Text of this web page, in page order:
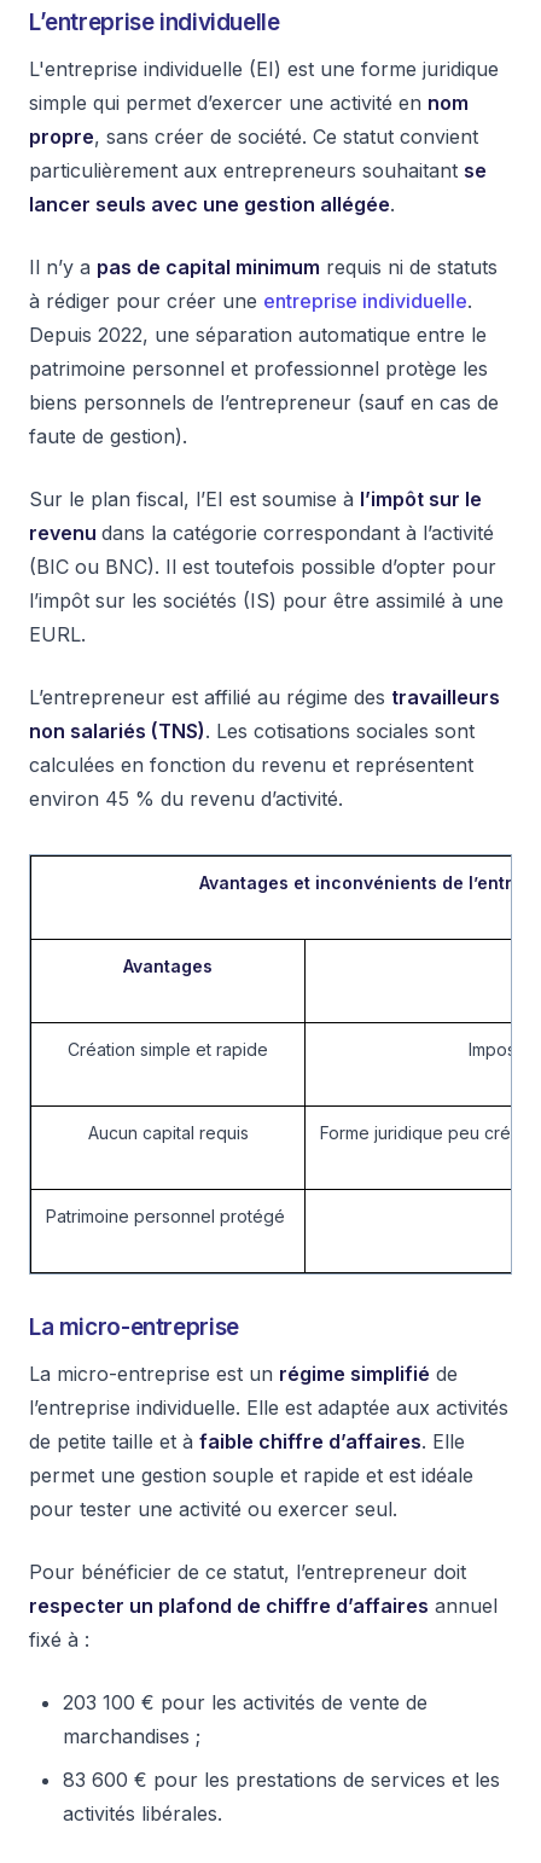
L’entreprise individuelle
L'entreprise individuelle (EI) est une forme juridique
simple qui permet d’exercer une activité en nom
propre, sans créer de société. Ce statut convient
particulièrement aux entrepreneurs souhaitant se
lancer seuls avec une gestion allégée.
Il n’y a pas de capital minimum requis ni de statuts
à rédiger pour créer une entreprise individuelle.
Depuis 2022, une séparation automatique entre le
patrimoine personnel et professionnel protège les
biens personnels de l’entrepreneur (sauf en cas de
faute de gestion).
Sur le plan fiscal, l’EI est soumise à l’impôt sur le
revenu dans la catégorie correspondant à l’activité
(BIC ou BNC). Il est toutefois possible d’opter pour
l’impôt sur les sociétés (IS) pour être assimilé à une
EURL.
L’entrepreneur est affilié au régime des travailleurs
non salariés (TNS). Les cotisations sociales sont
calculées en fonction du revenu et représentent
environ 45 % du revenu d’activité.
Avantages et inconvénients de
Avantages
Création simple et rapide
Aucun capital requis Forme juridique peu
Patrimoine personnel protégé
La micro-entreprise
La micro-entreprise est un régime simplifié de
l’entreprise individuelle. Elle est adaptée aux activités
de petite taille et à faible chiffre d’affaires. Elle
permet une gestion souple et rapide et est idéale
pour tester une activité ou exercer seul.
Pour bénéficier de ce statut, l’entrepreneur doit
respecter un plafond de chiffre d’affaires annuel
fixé à :
203 100 € pour les activités de vente de
marchandises ;
83 600 € pour les prestations de services et les
activités libérales.